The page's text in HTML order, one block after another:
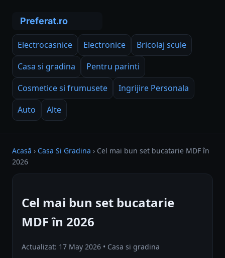
Electrocasnice Electronice
Bricolaj scule
Casa si gradina
Pentru parinti
Cosmetice si frumusete
Ingrijire Personala
Auto
Alte
Acasă › Casa Si Gradina › Cel mai bun set bucatarie MDF în
2026
Cel mai bun set bucatarie
MDF în 2026
Actualizat: 17 May 2026 • Casa si gradina